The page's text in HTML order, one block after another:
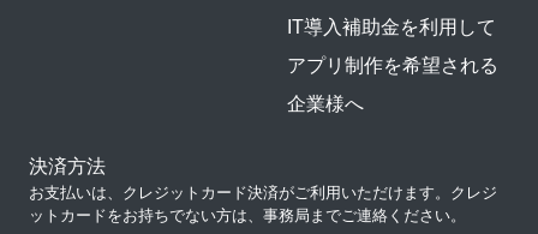
IT導入補助金を利用して
アプリ制作を希望される
企業様へ
決済方法
お支払いは、クレジットカード決済がご利用いただけます。クレジ
ットカードをお持ちでない方は、事務局までご連絡ください。